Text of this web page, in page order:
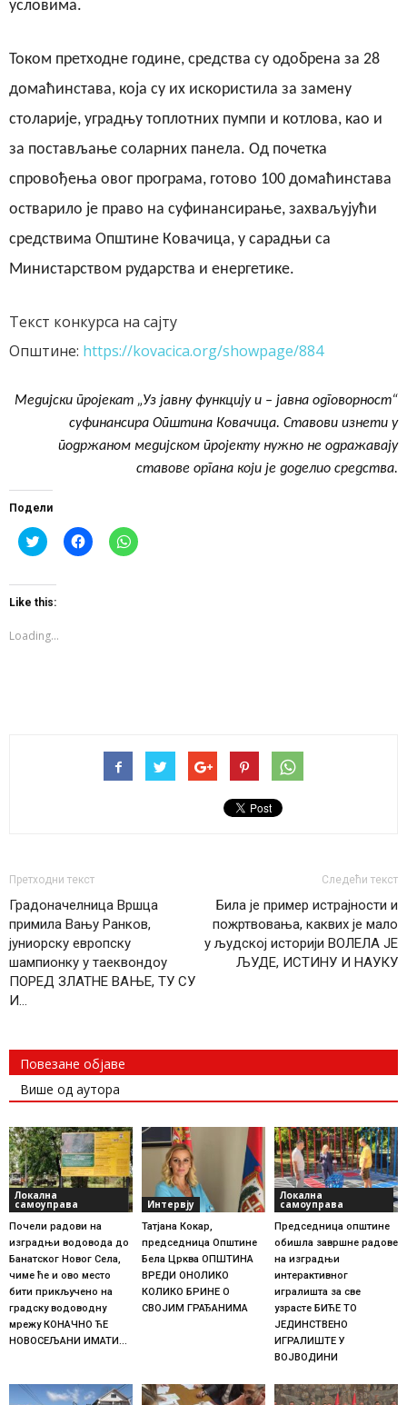
условима.
Током претходне године, средства су одобрена за 28
домаћинстава, која су их искористила за замену
столарије, уградњу топлотних пумпи и котлова, као и
за постављање соларних панела. Од почетка
спровођења овог програма, готово 100 домаћинстава
остварило је право на суфинансирање, захваљујући
средствима Општине Ковачица, у сарадњи са
Министарством рударства и енергетике.
Текст конкурса на сајту
Општине: https://kovacica.org/showpage/884
Медијски пројекат „Уз јавну функцију и – јавна одговорност“
суфинансира Општина Ковачица. Ставови изнети у
подржаном медијском пројекту нужно не одражавају
ставове органа који је доделио средства.
Подели
Click
to
Twitter
(Opens
in
window)
Click
to
Click
to
Like this:
Loading...
Претходни текст
Градоначелница Вршца
примила Вању Ранков,
јуниорску европску
шампионку у таеквондоу
ПОРЕД ЗЛАТНЕ ВАЊЕ, ТУ СУ
И…
Следећи текст
Била је пример истрајности и
пожртвовања, каквих је мало
у људској историји ВОЛЕЛА ЈЕ
ЉУДЕ, ИСТИНУ И НАУКУ
Повезане објаве
Више од аутора
Локална
самоуправа
Почели радови на
изградњи водовода до
Банатског Новог Села,
чиме ће и ово место
бити прикључено на
градску водоводну
мрежу КОНАЧНО ЋЕ
НОВОСЕЉАНИ ИМАТИ...
Интервју
Татјана Кокар,
председница Општине
Бела Црква ОПШТИНА
ВРЕДИ ОНОЛИКО
КОЛИКО БРИНЕ О
СВОЈИМ ГРАЂАНИМА
Локална
самоуправа
Председница општине
обишла завршне радове
на изградњи
интерактивног
игралишта за све
узрасте БИЋЕ ТО
ЈЕДИНСТВЕНО
ИГРАЛИШТЕ У
ВОЈВОДИНИ